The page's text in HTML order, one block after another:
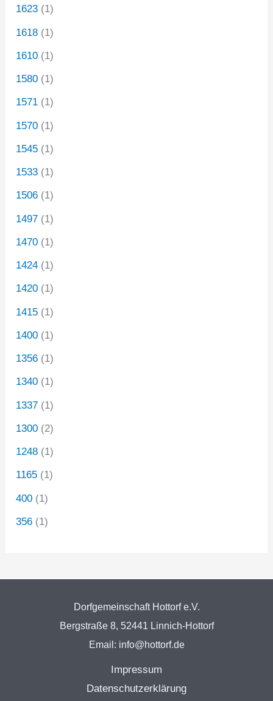
1623 (1)
1618 (1)
1610 (1)
1580 (1)
1571 (1)
1570 (1)
1545 (1)
1533 (1)
1506 (1)
1497 (1)
1470 (1)
1424 (1)
1420 (1)
1415 (1)
1400 (1)
1356 (1)
1340 (1)
1337 (1)
1300 (2)
1248 (1)
1165 (1)
400 (1)
356 (1)
Dorfgemeinschaft Hottorf e.V.
Bergstraße 8, 52441 Linnich-Hottorf
Email: info@hottorf.de
Impressum
Datenschutzerklärung